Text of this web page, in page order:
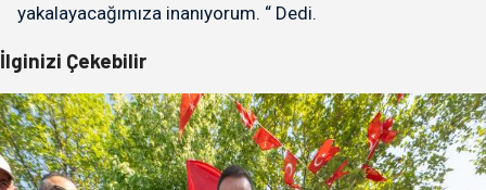
yakalayacağımıza inanıyorum. “ Dedi.
İlginizi Çekebilir